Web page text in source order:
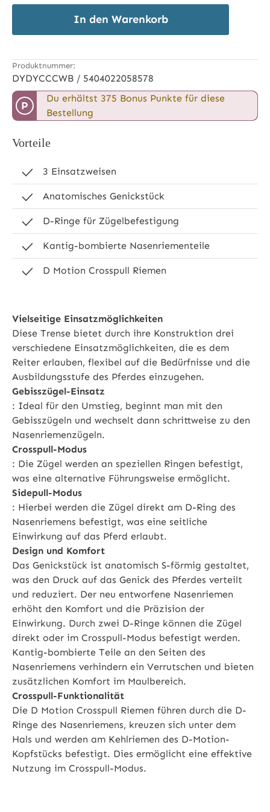
In den Warenkorb
Produktnummer:
DYDYCCCWB / 5404022058578
P
Du erhältst 375 Bonus Punkte für diese
Bestellung
Vorteile
3 Einsatzweisen
Anatomisches Genickstück
D-Ringe für Zügelbefestigung
Kantig-bombierte Nasenriementeile
D Motion Crosspull Riemen
Vielseitige Einsatzmöglichkeiten
Diese Trense bietet durch ihre Konstruktion drei
verschiedene Einsatzmöglichkeiten, die es dem
Reiter erlauben, flexibel auf die Bedürfnisse und die
Ausbildungsstufe des Pferdes einzugehen.
Gebisszügel-Einsatz
: Ideal für den Umstieg, beginnt man mit den
Gebisszügeln und wechselt dann schrittweise zu den
Nasenriemenzügeln.
Crosspull-Modus
: Die Zügel werden an speziellen Ringen befestigt,
was eine alternative Führungsweise ermöglicht.
Sidepull-Modus
: Hierbei werden die Zügel direkt am D-Ring des
Nasenriemens befestigt, was eine seitliche
Einwirkung auf das Pferd erlaubt.
Design und Komfort
Das Genickstück ist anatomisch S-förmig gestaltet,
was den Druck auf das Genick des Pferdes verteilt
und reduziert. Der neu entworfene Nasenriemen
erhöht den Komfort und die Präzision der
Einwirkung. Durch zwei D-Ringe können die Zügel
direkt oder im Crosspull-Modus befestigt werden.
Kantig-bombierte Teile an den Seiten des
Nasenriemens verhindern ein Verrutschen und bieten
zusätzlichen Komfort im Maulbereich.
Crosspull-Funktionalität
Die D Motion Crosspull Riemen führen durch die D-
Ringe des Nasenriemens, kreuzen sich unter dem
Hals und werden am Kehlriemen des D-Motion-
Kopfstücks befestigt. Dies ermöglicht eine effektive
Nutzung im Crosspull-Modus.